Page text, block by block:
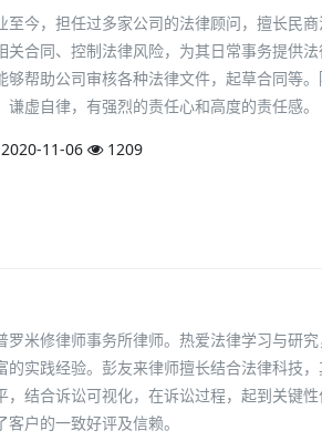
至今，担任过多家公司的法律顾问，擅长民
关合同、控制法律风险，为其日常事务提供
够帮助公司审核各种法律文件，起草合同等
谦虚自律，有强烈的责任心和高度的责任感。
2020-11-06 1209
罗米修律师事务所律师。热爱法律学习与研
的实践经验。彭友来律师擅长结合法律科技
，结合诉讼可视化，在诉讼过程，起到关键
户的一致好评及信赖。